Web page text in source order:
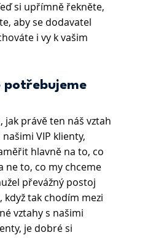
si upřímně řekněte,
aby se dodavatel
i vy k vašim
potřebujeme
právě ten náš vztah
VIP klienty,
hlavně na to, co
ne to, co my chceme
převážný postoj
tak chodím mezi
vztahy s našimi
je dobré si